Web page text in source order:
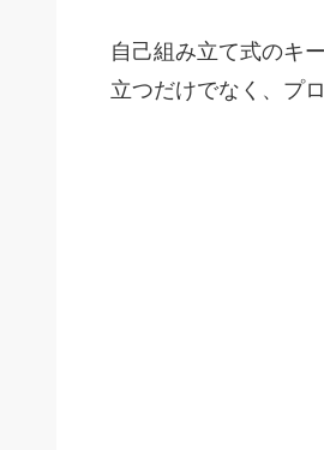
自己組み立て式のキ
立つだけでなく、プ